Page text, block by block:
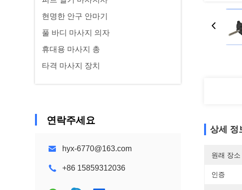
현명한 안구 안마기
풀 바디 마사지 의자
휴대용 마사지 총
타격 마사지 장치
연락주세요
hyx-6770@163.com
+86 15859312036
상세 정
원래 장소
인증